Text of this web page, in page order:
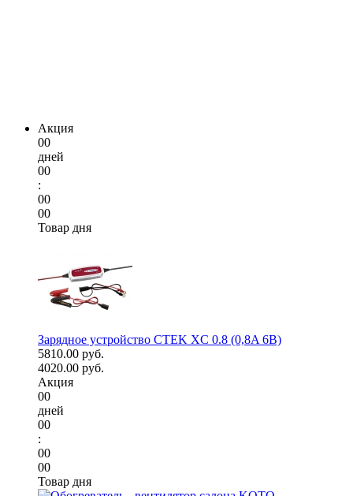
Акция
00
дней
00
:
00
00
Товар дня
Зарядное устройство CTEK XC 0.8 (0,8A 6В)
5810.00 руб.
4020.00 руб.
Акция
00
дней
00
:
00
00
Товар дня